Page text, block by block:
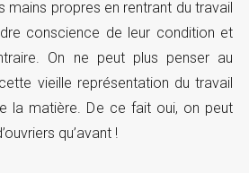
mains propres en rentrant du travail
conscience de leur condition et
On ne peut plus penser au
vieille représentation du travail
la matière. De ce fait oui, on peut
qu’avant !